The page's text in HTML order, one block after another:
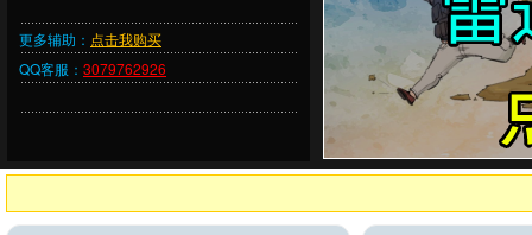
更多辅助： 点击我购买
QQ客服： 3079762926